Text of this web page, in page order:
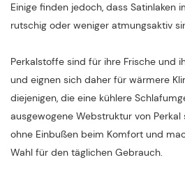
Einige finden jedoch, dass Satinlaken
rutschig oder weniger atmungsaktiv
Perkalstoffe sind für ihre Frische und
und eignen sich daher für wärmere
diejenigen, die eine kühlere
ausgewogene Webstruktur von
ohne Einbußen beim Komfort und
Wahl für den täglichen Gebrauch.